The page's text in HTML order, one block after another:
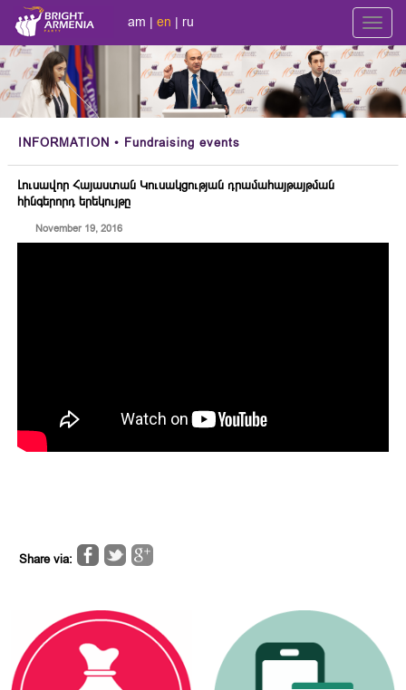
am | en | ru
INFORMATION • Fundraising events
Լուսավոր Հայաստան Կուսակցության դրամահայթայթման
հինգերորդ երեկույթը
November 19, 2016
Share via: